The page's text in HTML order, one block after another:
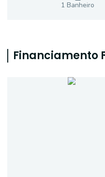
1 Banheiro
Financiamento